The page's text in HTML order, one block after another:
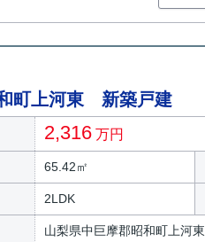
町上河東 新築戸建
2,316 万円
65.42㎡
2LDK
山梨県中巨摩郡昭和町上河東